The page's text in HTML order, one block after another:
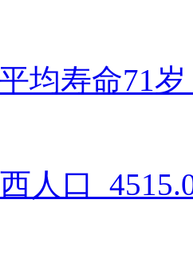
均寿命71
人口